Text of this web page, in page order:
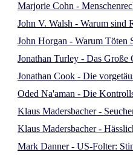
Marjorie Cohn -
John V. Walsh - Warum sind
John Horgan - Warum Töten
Jonathan Turley - Das
Jonathan Cook - Die
Oded Na'aman - Die
Klaus Madersbacher -
Klaus Madersbacher -
Mark Danner - US-Folter: